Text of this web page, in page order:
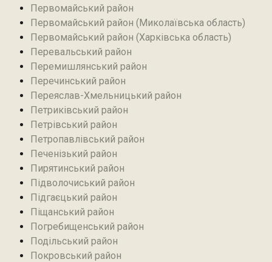
Первомайський район
Первомайський район (Миколаївська область)
Первомайський район (Харківська область)
Перевальський район‎
Перемишлянський район
Перечинський район
Переяслав-Хмельницький район
Петриківський район
Петрівський район‎
Петропавлівський район
Печенізький район
Пирятинський район
Підволочиський район
Підгаєцький район
Піщанський район
Погребищенський район
Подільський район
Покровський район